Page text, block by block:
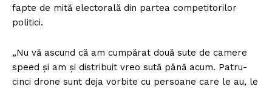
fapte de mită electorală din partea competitorilor
politici.
„Nu vă ascund că am cumpărat două sute de camere
speed şi am şi distribuit vreo sută până acum. Patru-
cinci drone sunt deja vorbite cu persoane care le au, le